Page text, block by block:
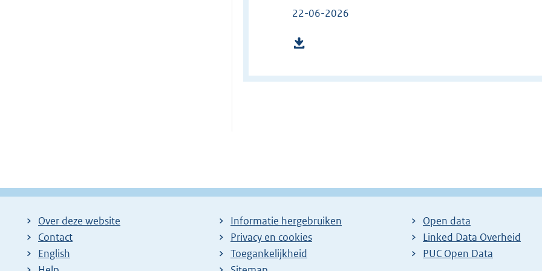
22-06-2026
Over deze website
Contact
English
Informatie hergebruiken
Privacy en cookies
Toegankelijkheid
Open data
Linked Data Overheid
PUC Open Data